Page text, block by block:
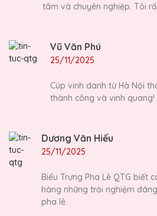
tâm và chuyên nghiệp. Tôi
Vũ Văn Phú
25/11/2025
Cúp vinh danh từ Hà Nội
thành công và vinh quang!
Dương Văn Hiếu
25/11/2025
Biểu Trưng Pha Lê QTG biết
hàng những trải nghiệm
pha lê.